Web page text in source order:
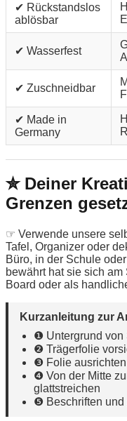
✔ Rückstandslos
ablösbar
✔ Wasserfest
✔ Zuschneidbar
✔ Made in
Germany
✮ Deiner
Grenzen
☞ Verwende unsere
Tafel, Organizer oder
Büro, in der Schule
bewährt hat sie sich
Board oder als
Kurzanleitung zur
❶ Untergrund von
❷ Trägerfolie
❸ Folie
❹ Von der Mitte
glattstreichen
❺ Beschriften und